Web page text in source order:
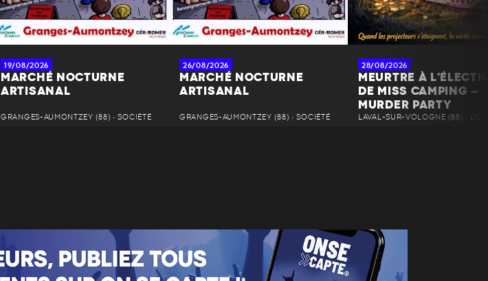
19/08/2026
MARCHÉ NOCTURNE
ARTISANAL
GRANGES-AUMONTZEY (88) • SOCIÉTÉ
26/08/2026
MARCHÉ NOCTURNE
ARTISANAL
GRANGES-AUMONTZEY (88) • SOCIÉTÉ
28/08/2026
MEURTRE À
DE MISS CAMPING –
MURDER PARTY
LAVAL-SUR-VOLOGNE (88) •